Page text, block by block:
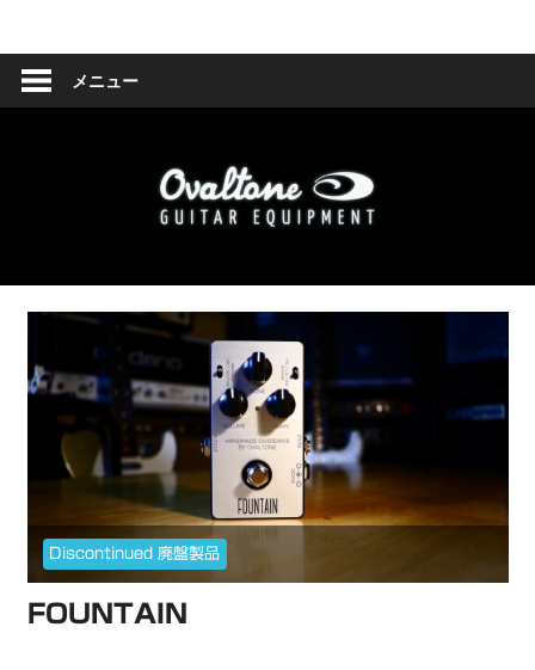
ン
Ovaltone
-
handmade
effect
メニュー
Discontinued 廃盤製品
FOUNTAIN